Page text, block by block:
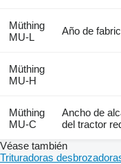
Müthing
MU-L
Año de
Müthing
MU-H
Müthing
MU-C
Ancho de
del tractor
Véase también
Trituradoras